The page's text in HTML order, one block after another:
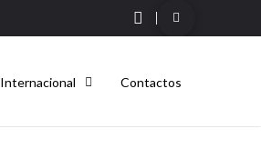
Internacional Contactos